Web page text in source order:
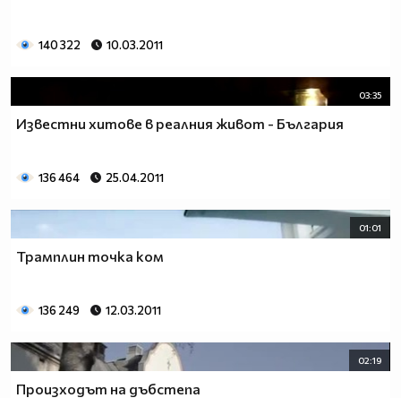
140 322 10.03.2011
03:35
Известни хитове в реалния живот - България
136 464 25.04.2011
01:01
Трамплин точка ком
136 249 12.03.2011
02:19
Произходът на дъбстепа